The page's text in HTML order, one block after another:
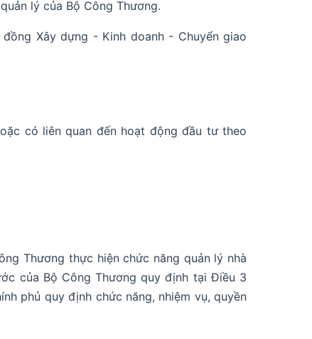
lý của Bộ Công Thương.
Xây dựng - Kinh doanh - Chuyển giao
có liên quan đến hoạt động đầu tư theo
Thương thực hiện chức năng quản lý nhà
của Bộ Công Thương quy định tại Điều 3
phủ quy định chức năng, nhiệm vụ, quyền